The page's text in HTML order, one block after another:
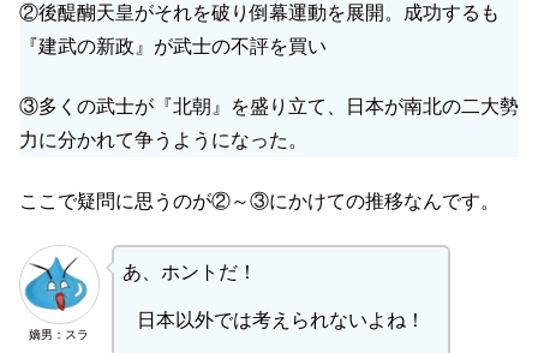
②後醍醐天皇がそれを破り倒幕運動を展開。成功するも
『建武の新政』が武士の不評を買い
③多くの武士が『北朝』を盛り立て、日本が南北の二大勢
力に分かれて争うようになった。
ここで疑問に思うのが②～③にかけての推移なんです。
嫡男：スラ
あ、ホントだ！
日本以外では考えられないよね！